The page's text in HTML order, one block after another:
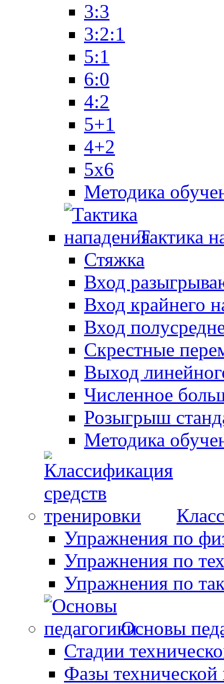
3:3
3:2:1
5:1
6:0
4:2
5+1
4+2
5x6
Методика
Тактика
Стяжка
Вход
Вход крайнего
Вход
Скрестные
Выход
Численное
Розыгрыш
Методика
Упражнения по
Упражнения по
Упражнения по
Основы
Стадии
Фазы технической